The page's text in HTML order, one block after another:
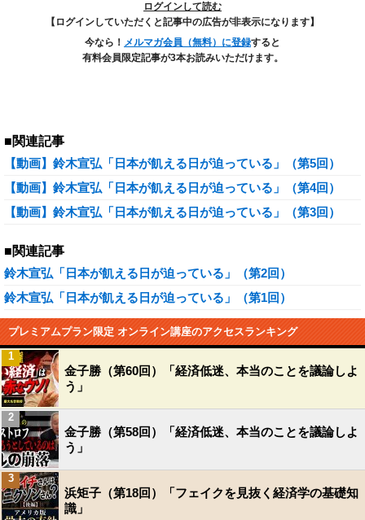
ログインして読む
【ログインしていただくと記事中の広告が非表示になります】
今なら！ メルマガ会員（無料）に登録すると
有料会員限定記事が3本お読みいただけます。
■関連記事
【動画】鈴木宣弘「日本が飢える日が迫っている」（第5回）
【動画】鈴木宣弘「日本が飢える日が迫っている」（第4回）
【動画】鈴木宣弘「日本が飢える日が迫っている」（第3回）
■関連記事
鈴木宣弘「日本が飢える日が迫っている」（第2回）
鈴木宣弘「日本が飢える日が迫っている」（第1回）
プレミアムプラン限定 オンライン講座のアクセスランキング
金子勝（第60回）「経済低迷、本当のことを議論しよ
う」
1
金子勝（第58回）「経済低迷、本当のことを議論しよ
う」
2
浜矩子（第18回）「フェイクを見抜く経済学の基礎知
識」
3